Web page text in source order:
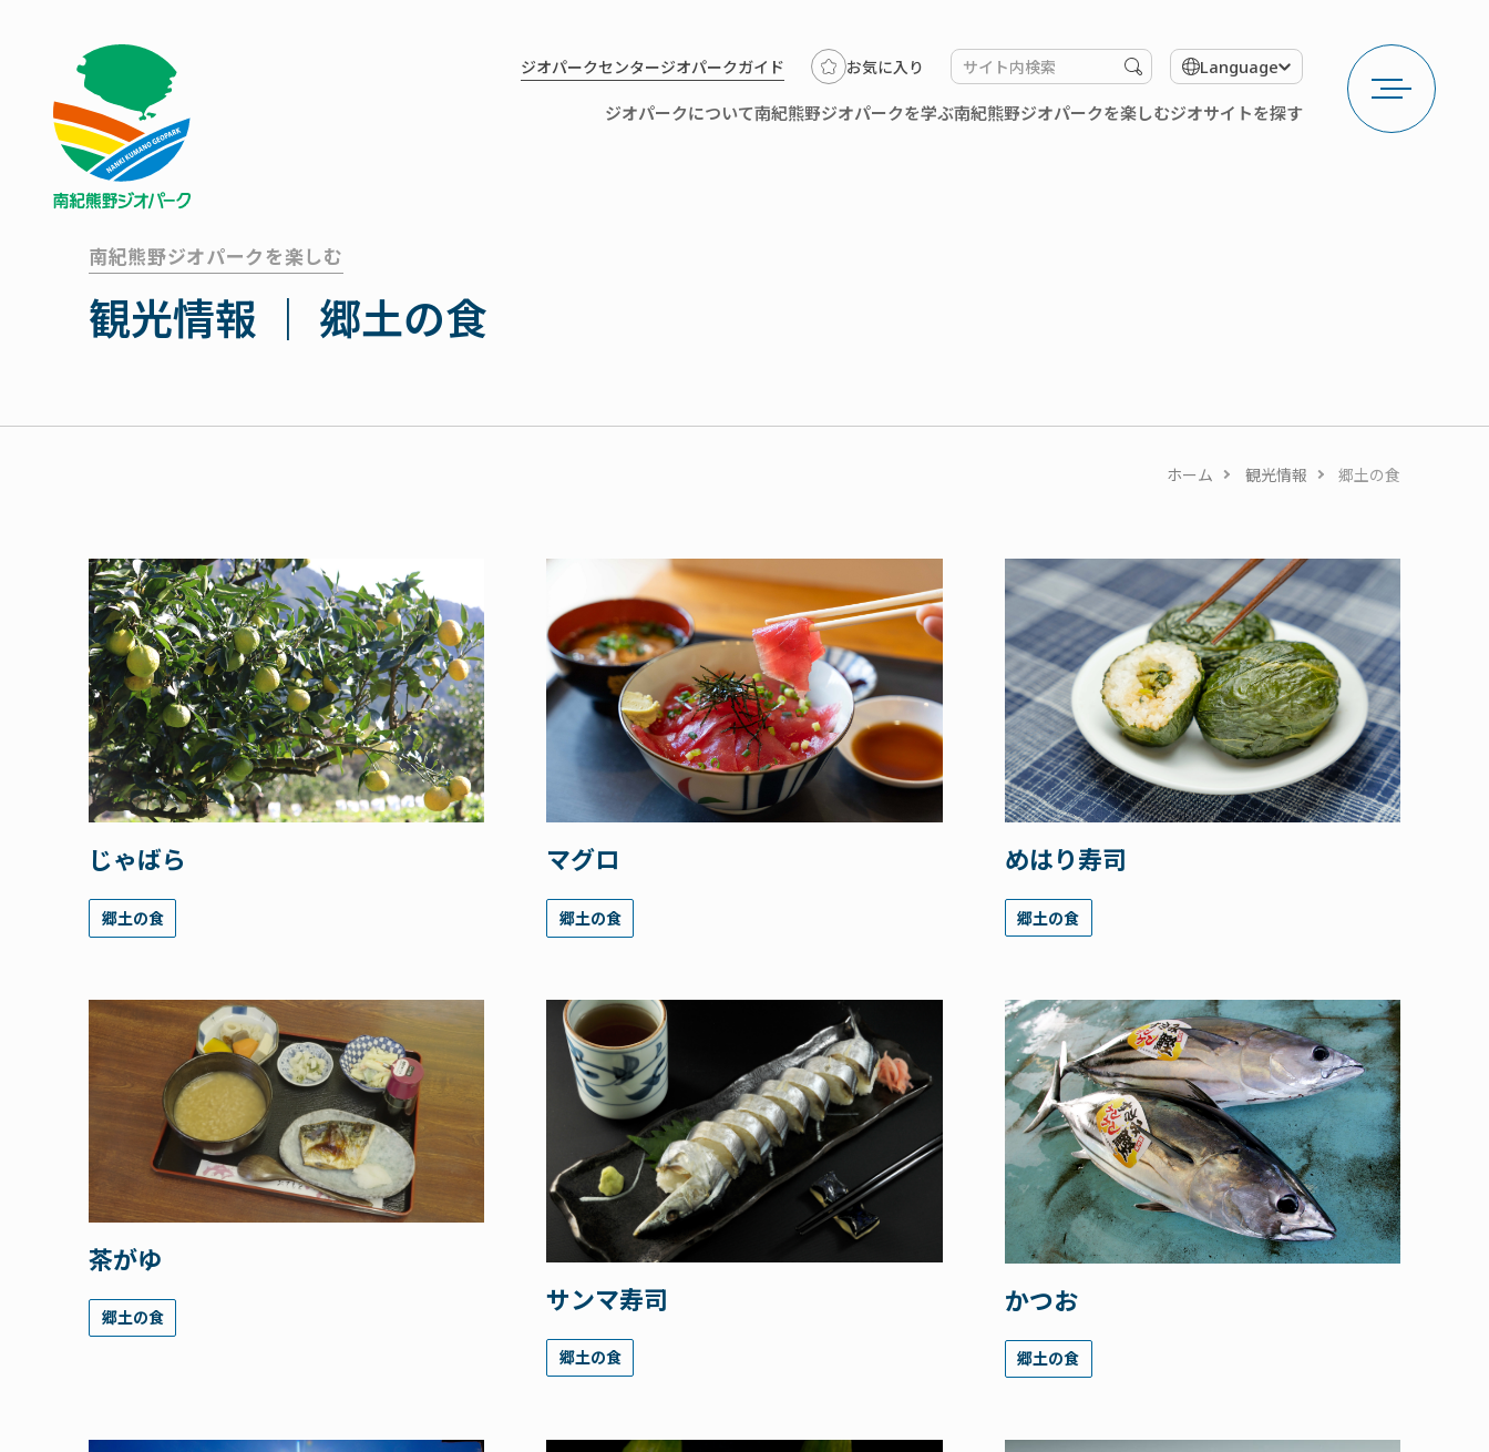
メ
ニ
ュ
ー
ジオパークセンタージオパークガイド お気に入り
検
索
す
る
Language
ジオパークについて南紀熊野ジオパークを学ぶ南紀熊野ジオパークを楽しむジオサイトを探す
南紀熊野ジオパークを楽しむ
観光情報 ｜ 郷土の食
ホーム 観光情報 郷土の食
じゃばら
郷土の食
マグロ
郷土の食
めはり寿司
郷土の食
茶がゆ
郷土の食
サンマ寿司
郷土の食
かつお
郷土の食